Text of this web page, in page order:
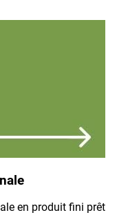
en produit fini prêt